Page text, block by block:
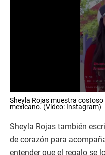
s
e
o
n
d
s
Sheyla Rojas muestra
mexicano. (Video: Instagram)
Sheyla Rojas también
de corazón para
entender que el regalo se